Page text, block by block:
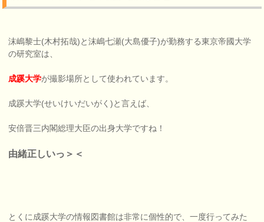
沫嶋黎士(木村拓哉)と沫嶋七瀬(大島優子)が勤務する東京帝國大学
の研究室は、
成蹊大学が撮影場所として使われています。
成蹊大学(せいけいだいがく)と言えば、
安倍晋三内閣総理大臣の出身大学ですね！
由緒正しいっ＞＜
とくに成蹊大学の情報図書館は非常に個性的で、一度行ってみた